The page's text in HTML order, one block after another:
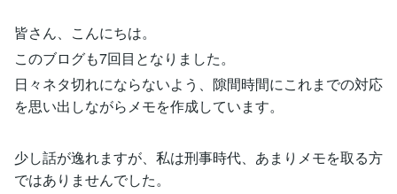
皆さん、こんにちは。
このブログも7回目となりました。
日々ネタ切れにならないよう、隙間時間にこれまでの対応
を思い出しながらメモを作成しています。
少し話が逸れますが、私は刑事時代、あまりメモを取る方
ではありませんでした。